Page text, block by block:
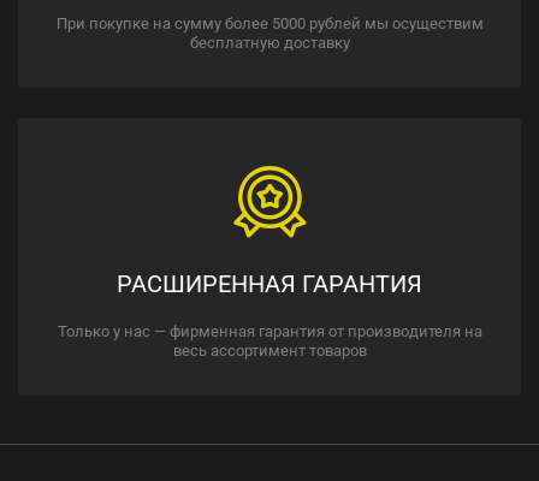
При покупке на сумму более 5000 рублей мы осуществим
бесплатную доставку
РАСШИРЕННАЯ ГАРАНТИЯ
Только у нас — фирменная гарантия от производителя на
весь ассортимент товаров